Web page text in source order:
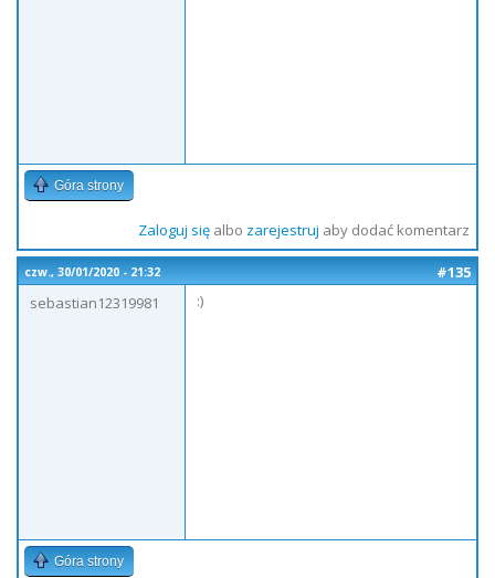
Góra strony
Zaloguj sięalbo zarejestruj aby dodać komentarz
czw., 30/01/2020 - 21:32
#135
sebastian12319981
:)
Góra strony